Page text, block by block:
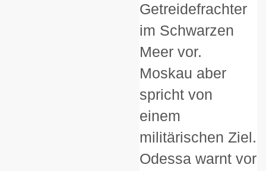
Getreidefrachter
im Schwarzen
Meer vor.
Moskau aber
spricht von
einem
militärischen Ziel.
Odessa warnt vor